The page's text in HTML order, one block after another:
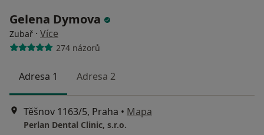
Gelena Dymova
Zubař · Více
274 názorů
Adresa 1 Adresa 2
Těšnov 1163/5, Praha • Mapa
Perlan Dental Clinic, s.r.o.